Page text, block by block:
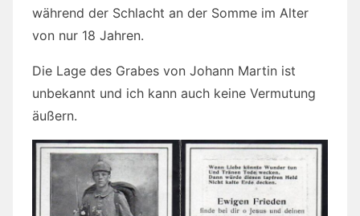
während der Schlacht an der Somme im Alter
von nur 18 Jahren.
Die Lage des Grabes von Johann Martin ist
unbekannt und ich kann auch keine Vermutung
äußern.